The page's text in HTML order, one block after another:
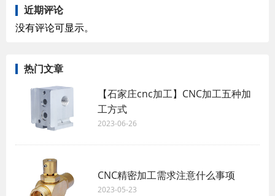
近期评论
没有评论可显示。
热门文章
【石家庄cnc加工】CNC加工五种加
工方式
2023-06-26
CNC精密加工需求注意什么事项
2023-05-23